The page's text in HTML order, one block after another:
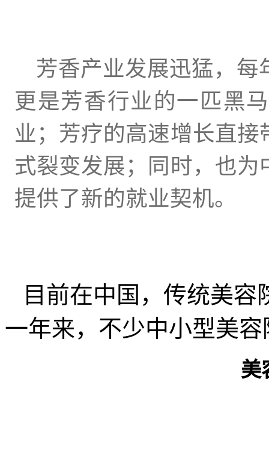
芳香产业发展迅猛，每
更是芳香行业的一匹黑
业；芳疗的高速增长直
式裂变发展；同时，也
提供了新的就业契机。
目前在中国，传统美容
一年来，不少中小型美
美